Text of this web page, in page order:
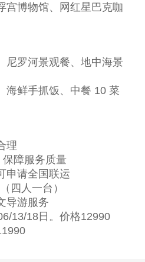
宫博物馆、网红星巴克咖
尼罗河景观餐、地中海景
海鲜手抓饭、中餐 10 菜
理
保障服务质量
申请全国联运
四人一台）
导游服务
13/18日。价格12990